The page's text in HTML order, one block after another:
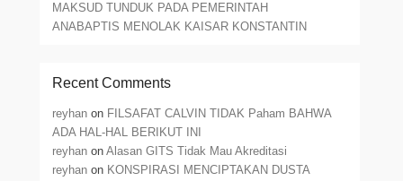
MAKSUD TUNDUK PADA PEMERINTAH
ANABAPTIS MENOLAK KAISAR KONSTANTIN
Recent Comments
reyhan on FILSAFAT CALVIN TIDAK Paham BAHWA
ADA HAL-HAL BERIKUT INI
reyhan onAlasan GITS Tidak Mau Akreditasi
reyhan on KONSPIRASI MENCIPTAKAN DUSTA